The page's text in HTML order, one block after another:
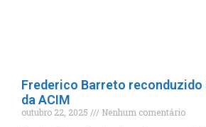
Frederico Barreto reconduzido
da ACIM
outubro 22, 2025
Nenhum comentário